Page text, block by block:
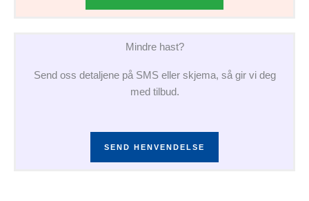
Mindre hast?
Send oss detaljene på SMS eller skjema, så gir vi deg
med tilbud.
SEND HENVENDELSE